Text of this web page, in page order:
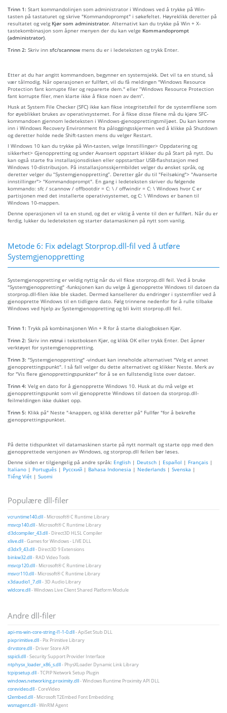
Trinn 1: Start kommandolinjen som administrator i Windows ved å trykke på Win-
tasten på tastaturet og skrive "Kommandoprompt" i søkefeltet. Høyreklikk deretter på
resultatet og velg Kjør som administrator. Alternativt kan du trykke på Win + X-
tastekombinasjon som åpner menyen der du kan velge Kommandoprompt
(administrator).
Trinn 2: Skriv inn sfc/scannow mens du er i ledeteksten og trykk Enter.
Etter at du har angitt kommandoen, begynner en systemsjekk. Det vil ta en stund, så
vær tålmodig. Når operasjonen er fullført, vil du få meldingen "Windows Resource
Protection fant korrupte filer og reparerte dem." eller “Windows Resource Protection
fant korrupte filer, men klarte ikke å fikse noen av dem”.
Husk at System File Checker (SFC) ikke kan fikse integritetsfeil for de systemfilene som
for øyeblikket brukes av operativsystemet. For å fikse disse filene må du kjøre SFC-
kommandoen gjennom ledeteksten i Windows-gjenopprettingsmiljøet. Du kan komme
inn i Windows Recovery Environment fra påloggingsskjermen ved å klikke på Shutdown
og deretter holde nede Shift-tasten mens du velger Restart.
I Windows 10 kan du trykke på Win-tasten, velge Innstillinger> Oppdatering og
sikkerhet> Gjenoppretting og under Avansert oppstart klikker du på Start på nytt. Du
kan også starte fra installasjonsdisken eller oppstartbar USB-flashstasjon med
Windows 10-distribusjon. På installasjonsskjermbildet velger du ønsket språk, og
deretter velger du “Systemgjenoppretting”. Deretter går du til "Feilsøking"> "Avanserte
innstillinger"> "Kommandoprompt". En gang i ledeteksten skriver du følgende
kommando: sfc / scannow / offbootdir = C: \ / offwindir = C: \ Windows hvor C er
partisjonen med det installerte operativsystemet, og C: \ Windows er banen til
Windows 10-mappen.
Denne operasjonen vil ta en stund, og det er viktig å vente til den er fullført. Når du er
ferdig, lukker du ledeteksten og starter datamaskinen på nytt som vanlig.
Metode 6: Fix ødelagt Storprop.dll-fil ved å utføre
Systemgjenoppretting
Systemgjenoppretting er veldig nyttig når du vil fikse storprop.dll feil. Ved å bruke
"Systemgjenoppretting" -funksjonen kan du velge å gjenopprette Windows til datoen da
storprop.dll-filen ikke ble skadet. Dermed kansellerer du endringer i systemfiler ved å
gjenopprette Windows til en tidligere dato. Følg trinnene nedenfor for å rulle tilbake
Windows ved hjelp av Systemgjenoppretting og bli kvitt storprop.dll feil.
Trinn 1: Trykk på kombinasjonen Win + R for å starte dialogboksen Kjør.
Trinn 2: Skriv inn rstrui i tekstboksen Kjør, og klikk OK eller trykk Enter. Det åpner
verktøyet for systemgjenoppretting.
Trinn 3: "Systemgjenoppretting" -vinduet kan inneholde alternativet "Velg et annet
gjenopprettingspunkt". I så fall velger du dette alternativet og klikker Neste. Merk av
for "Vis flere gjenopprettingspunkter" for å se en fullstendig liste over datoer.
Trinn 4: Velg en dato for å gjenopprette Windows 10. Husk at du må velge et
gjenopprettingspunkt som vil gjenopprette Windows til datoen da storprop.dll-
feilmeldingen ikke dukket opp.
Trinn 5: Klikk på" Neste "-knappen, og klikk deretter på" Fullfør "for å bekrefte
gjenopprettingspunktet.
På dette tidspunktet vil datamaskinen starte på nytt normalt og starte opp med den
gjenopprettede versjonen av Windows, og storprop.dll feilen bør løses.
Denne siden er tilgjengelig på andre språk: English | Deutsch | Español | Français |
Italiano | Português | Русский | Bahasa Indonesia | Nederlands | Svenska |
Tiếng Việt | Suomi
Populære dll-filer
vcruntime140.dll- Microsoft® C Runtime Library
msvcp140.dll- Microsoft® C Runtime Library
d3dcompiler_43.dll- Direct3D HLSL Compiler
xlive.dll- Games for Windows - LIVE DLL
d3dx9_43.dll- Direct3D 9 Extensions
binkw32.dll- RAD Video Tools
msvcp120.dll- Microsoft® C Runtime Library
msvcr110.dll- Microsoft® C Runtime Library
x3daudio1_7.dll- 3D Audio Library
wldcore.dll- Windows Live Client Shared Platform Module
Andre dll-filer
api-ms-win-core-string-l1-1-0.dll- ApiSet Stub DLL
pixprimitive.dll- Pix Primitive Library
drvstore.dll- Driver Store API
sspicli.dll- Security Support Provider Interface
ntphysx_loader_x86_s.dll- PhysXLoader Dynamic Link Library
tcpipsetup.dll- TCPIP Network Setup Plugin
windows.networking.proximity.dll- Windows Runtime Proximity API DLL
corevideo.dll- CoreVideo
t2embed.dll- Microsoft T2Embed Font Embedding
wsmagent.dll- WinRM Agent